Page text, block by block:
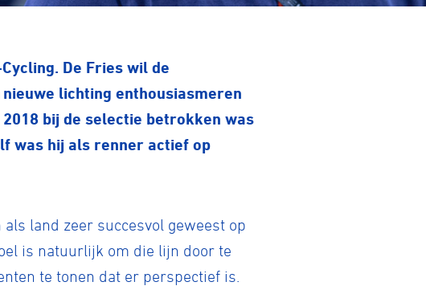
De Fries wil de
lichting enthousiasmeren
bij de selectie betrokken was
was hij als renner actief op
land zeer succesvol geweest op
is natuurlijk om die lijn door te
te tonen dat er perspectief is.